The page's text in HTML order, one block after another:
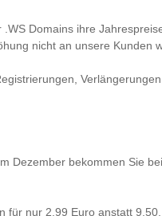
Domains ihre
nicht an unsere Kunden
Dezember bekommen Sie
für nur 2,99 Euro anstatt 9,50.